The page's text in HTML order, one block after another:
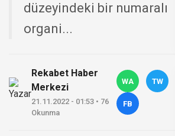
düzeyindeki bir numaralı
organi...
Rekabet Haber
Merkezi
21.11.2022 - 01:53 • 76
Okunma
WA TW
FB